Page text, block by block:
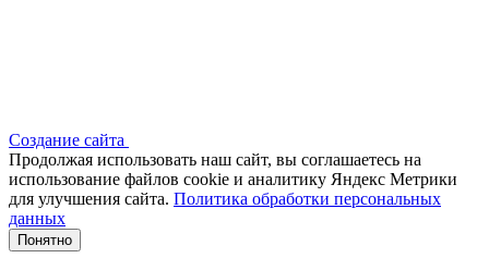
Создание сайта
Продолжая использовать наш сайт, вы соглашаетесь на
использование файлов сооkіе и аналитику Яндекс Метрики
для улучшения сайта. Политика обработки персональных
данных
Понятно